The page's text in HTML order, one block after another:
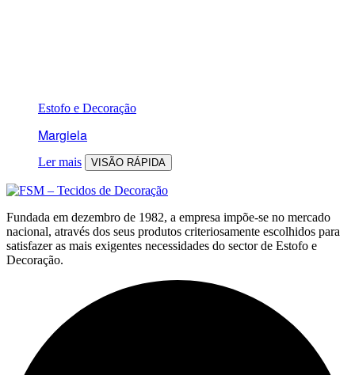
Estofo e Decoração
Margiela
Ler mais VISÃO RÁPIDA
Fundada em dezembro de 1982, a empresa impõe-se no mercado
nacional, através dos seus produtos criteriosamente escolhidos para
satisfazer as mais exigentes necessidades do sector de Estofo e
Decoração.